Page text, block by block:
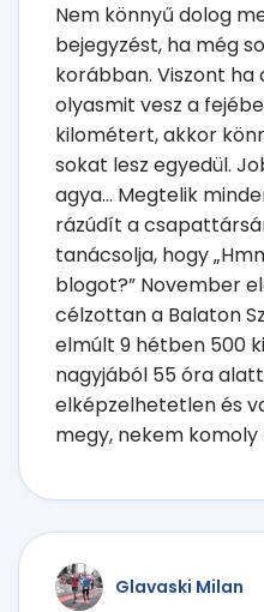
Nem könnyű dolog
bejegyzést, ha még
korábban. Viszont ha
olyasmit vesz a
kilométert, akkor
sokat lesz egyedül.
agya… Megtelik
rázúdít a
tanácsolja, hogy
blogot?” November
célzottan a Balaton
elmúlt 9 hétben 500
nagyjából 55 óra
elképzelhetetlen és
megy, nekem komoly
Glavaski Milan